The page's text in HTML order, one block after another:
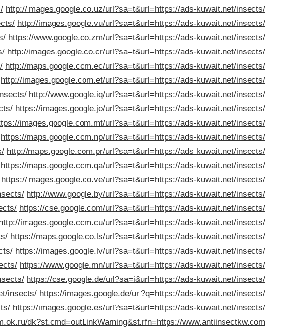
http://images.google.co.uz/url?sa=t&url=https://ads-kuwait.net/insects/
http://images.google.vu/url?sa=t&url=https://ads-kuwait.net/insects/
https://www.google.co.zm/url?sa=t&url=https://ads-kuwait.net/insects/
http://images.google.co.cr/url?sa=t&url=https://ads-kuwait.net/insects/
http://maps.google.com.ec/url?sa=t&url=https://ads-kuwait.net/insects/
http://images.google.com.et/url?sa=t&url=https://ads-kuwait.net/insects/
http://www.google.iq/url?sa=t&url=https://ads-kuwait.net/insects/
https://images.google.jo/url?sa=t&url=https://ads-kuwait.net/insects/
images.google.com.mt/url?sa=t&url=https://ads-kuwait.net/insects/
https://maps.google.com.np/url?sa=t&url=https://ads-kuwait.net/insects/
http://maps.google.com.pr/url?sa=t&url=https://ads-kuwait.net/insects/
https://maps.google.com.qa/url?sa=t&url=https://ads-kuwait.net/insects/
https://images.google.co.ve/url?sa=t&url=https://ads-kuwait.net/insects/
http://www.google.by/url?sa=t&url=https://ads-kuwait.net/insects/
https://cse.google.com/url?sa=t&url=https://ads-kuwait.net/insects/
http://images.google.com.cu/url?sa=t&url=https://ads-kuwait.net/insects/
https://maps.google.co.ls/url?sa=t&url=https://ads-kuwait.net/insects/
https://images.google.lv/url?sa=t&url=https://ads-kuwait.net/insects/
https://www.google.mn/url?sa=t&url=https://ads-kuwait.net/insects/
https://cse.google.de/url?sa=i&url=https://ads-kuwait.net/insects/
insects/ https://images.google.de/url?q=https://ads-kuwait.net/insects/
https://images.google.es/url?sa=t&url=https://ads-kuwait.net/insects/
dk?st.cmd=outLinkWarning&st.rfn=https://www.antiinsectkw.com